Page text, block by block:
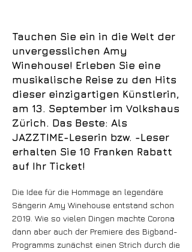
Tauchen Sie ein in die Welt der
unvergesslichen Amy
Winehouse! Erleben Sie eine
musikalische Reise zu den Hits
dieser einzigartigen Künstlerin,
am 13. September im Volkshaus
Zürich. Das Beste: Als
JAZZTIME-Leserin bzw. -Leser
erhalten Sie 10 Franken Rabatt
auf Ihr Ticket!
Die Idee für die Hommage an legendäre
Sängerin Amy Winehouse entstand schon
2019. Wie so vielen Dingen machte Corona
dann aber auch der Premiere des Bigband-
Programms zunächst einen Strich durch die